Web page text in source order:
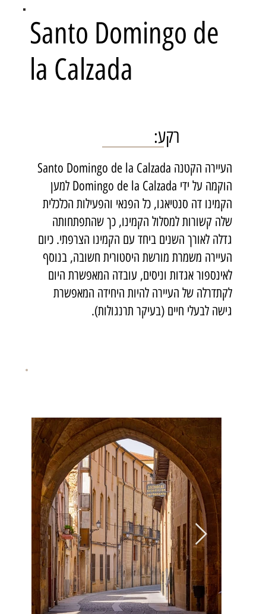
העיירה הקטנה Santo Domingo de la Calzada
הוקמה על ידי Domingo de la Calzada למען
הקמינו דה סנטיאגו, כל הפנאי והפעילות הכלכלית
שלה קשורות למסלול הקמינו, כך שהתפתחותה
גדלה לאורך השנים ביחד עם הקמינו הצרפתי. כיום
העיירה משמרת מורשת היסטורית חשובה, בנוסף
לאינספור אגדות וניסים, עובדה המאפשרת היום
לקתדרלה של העיירה להיות היחידה המאפשרת
גישה לבעלי חיים (בעיקר תרנגולות).
רקע:
Santo Domingo de
la Calzada